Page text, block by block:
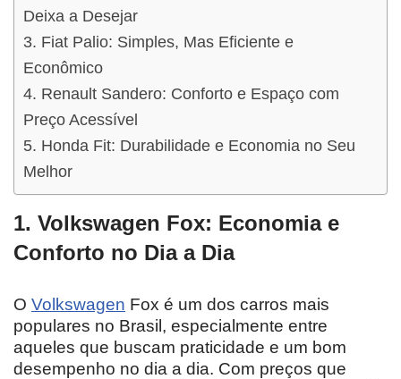
Deixa a Desejar
3. Fiat Palio: Simples, Mas Eficiente e
Econômico
4. Renault Sandero: Conforto e Espaço com
Preço Acessível
5. Honda Fit: Durabilidade e Economia no Seu
Melhor
1. Volkswagen Fox: Economia e
Conforto no Dia a Dia
O Volkswagen Fox é um dos carros mais
populares no Brasil, especialmente entre
aqueles que buscam praticidade e um bom
desempenho no dia a dia. Com preços que